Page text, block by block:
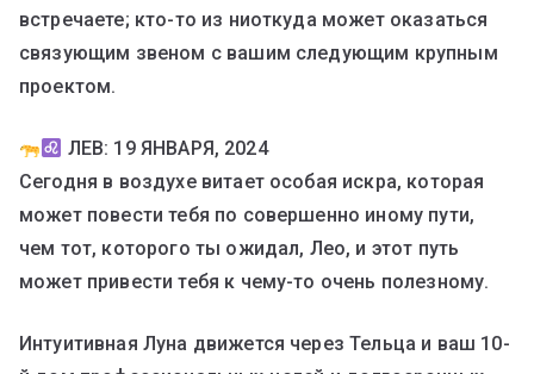
встречаете; кто-то из ниоткуда может оказаться
связующим звеном с вашим следующим крупным
проектом.
ЛЕВ: 19 ЯНВАРЯ, 2024
Сегодня в воздухе витает особая искра, которая
может повести тебя по совершенно иному пути,
чем тот, которого ты ожидал, Лео, и этот путь
может привести тебя к чему-то очень полезному.
Интуитивная Луна движется через Тельца и ваш 10-